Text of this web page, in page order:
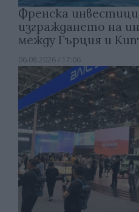
Френска
изграждането на
между Гърция и
06.08.2026 / 17:06